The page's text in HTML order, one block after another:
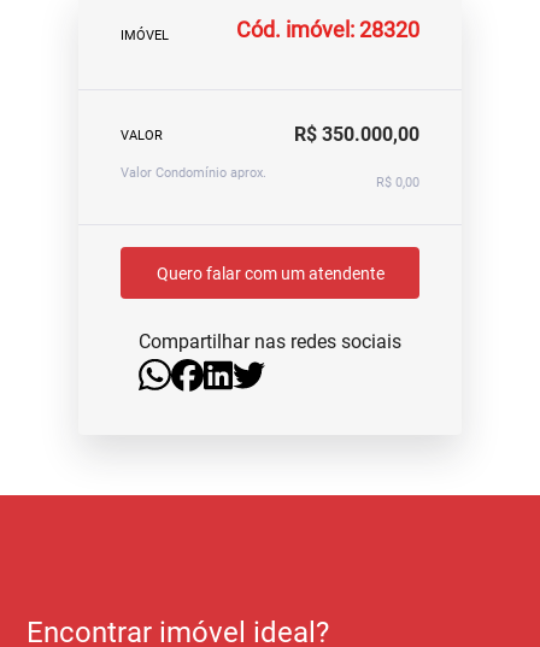
IMÓVEL Cód. imóvel: 28320
VALOR R$ 350.000,00
Valor Condomínio aprox.
R$ 0,00
Quero falar com um atendente
Compartilhar nas redes sociais
Encontrar imóvel ideal?